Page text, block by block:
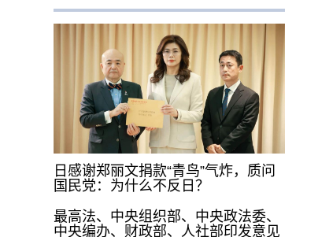
日感谢郑丽文捐款“青鸟”气炸，质问
国民党：为什么不反日？
最高法、中央组织部、中央政法委、
中央编办、财政部、人社部印发意见